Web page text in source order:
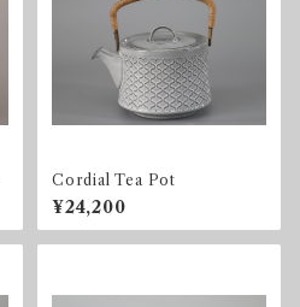
Cordial Tea Pot
¥24,200